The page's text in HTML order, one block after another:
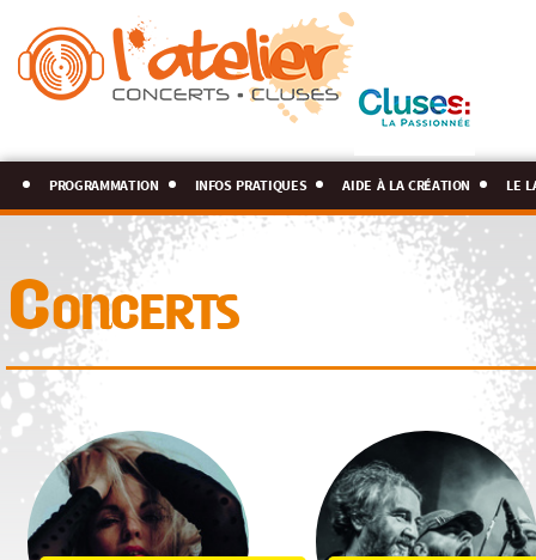
programmation infos pratiques aide à la création le
Concerts